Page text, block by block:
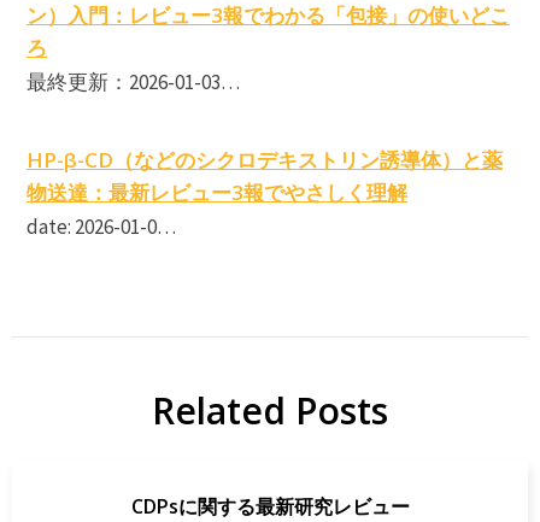
ン）入門：レビュー3報でわかる「包接」の使いどこ
ろ
最終更新：2026-01-03…
HP-β-CD（などのシクロデキストリン誘導体）と薬
物送達：最新レビュー3報でやさしく理解
date: 2026-01-0…
Related Posts
CDPsに関する最新研究レビュー